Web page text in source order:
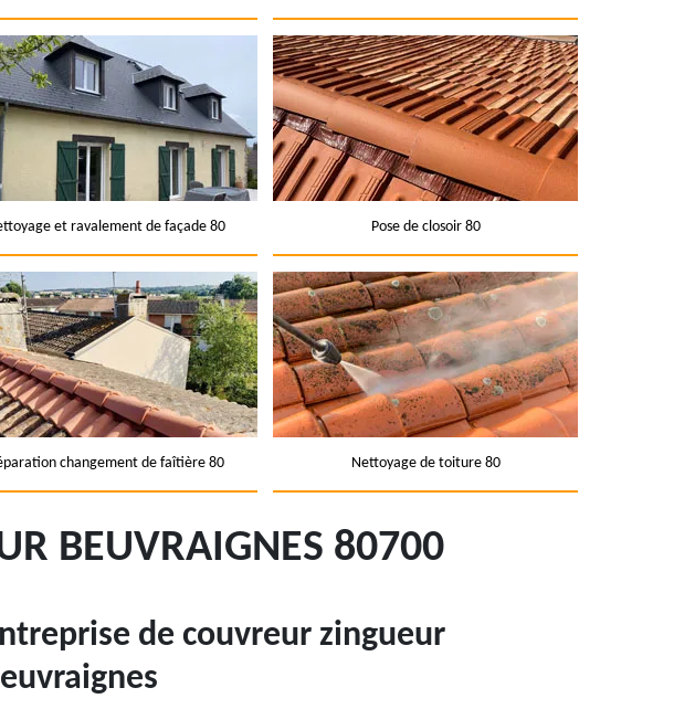
et ravalement de façade 80 Pose de closoir 80
changement de faîtière 80 Nettoyage de toiture 80
BEUVRAIGNES 80700
de couvreur zingueur